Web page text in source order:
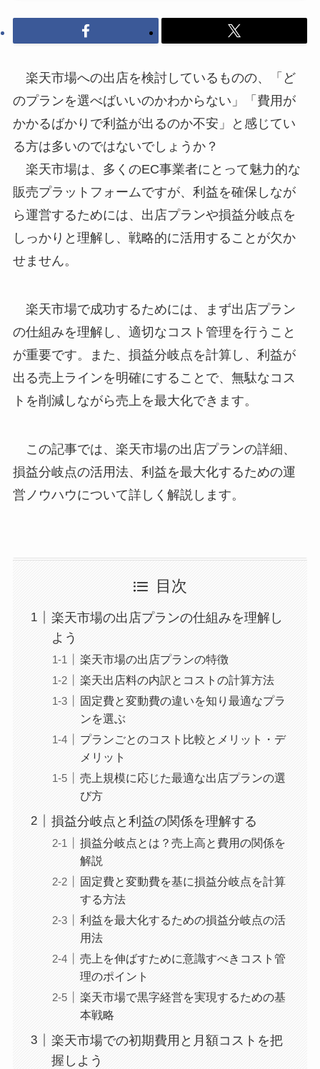
楽天市場への出店を検討しているものの、「ど
のプランを選べばいいのかわからない」「費用が
かかるばかりで利益が出るのか不安」と感じてい
る方は多いのではないでしょうか？
楽天市場は、多くのEC事業者にとって魅力的な
販売プラットフォームですが、利益を確保しなが
ら運営するためには、出店プランや損益分岐点を
しっかりと理解し、戦略的に活用することが欠か
せません。
楽天市場で成功するためには、まず出店プラン
の仕組みを理解し、適切なコスト管理を行うこと
が重要です。また、損益分岐点を計算し、利益が
出る売上ラインを明確にすることで、無駄なコス
トを削減しながら売上を最大化できます。
この記事では、楽天市場の出店プランの詳細、
損益分岐点の活用法、利益を最大化するための運
営ノウハウについて詳しく解説します。
目次
楽天市場の出店プランの仕組みを理解し
よう
楽天市場の出店プランの特徴
楽天出店料の内訳とコストの計算方法
固定費と変動費の違いを知り最適なプラ
ンを選ぶ
プランごとのコスト比較とメリット・デ
メリット
売上規模に応じた最適な出店プランの選
び方
損益分岐点と利益の関係を理解する
損益分岐点とは？売上高と費用の関係を
解説
固定費と変動費を基に損益分岐点を計算
する方法
利益を最大化するための損益分岐点の活
用法
売上を伸ばすために意識すべきコスト管
理のポイント
楽天市場で黒字経営を実現するための基
本戦略
楽天市場での初期費用と月額コストを把
握しよう